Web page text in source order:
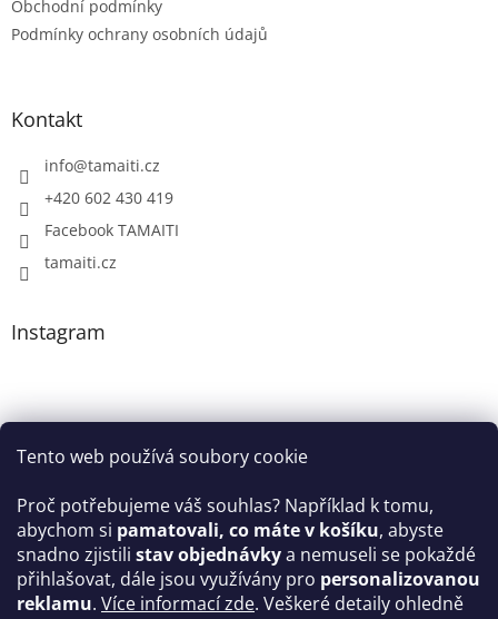
Tento web používá soubory cookie
Proč potřebujeme váš souhlas? Například k tomu,
abychom si pamatovali, co máte v košíku, abyste
snadno zjistili stav objednávkya nemuseli se pokaždé
přihlašovat, dále jsou využívány pro personalizovanou
reklamu. Více informací zde. Veškeré detaily ohledně
Obchodní podmínky
Podmínky ochrany osobních údajů
Kontakt
info@tamaiti.cz
+420 602 430 419
Facebook TAMAITI
tamaiti.cz
Instagram
Sledovat na Instagramu